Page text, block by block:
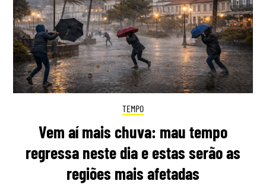
TEMPO
Vem aí mais chuva: mau tempo
regressa neste dia e estas serão as
regiões mais afetadas